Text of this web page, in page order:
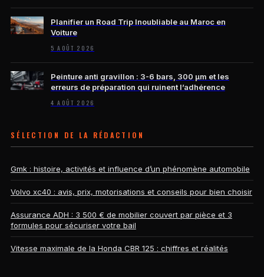
Planifier un Road Trip Inoubliable au Maroc en
Voiture
5 AOÛT 2026
Peinture anti gravillon : 3-6 bars, 300 µm et les
erreurs de préparation qui ruinent l’adhérence
4 AOÛT 2026
SÉLECTION DE LA RÉDACTION
Gmk : histoire, activités et influence d’un phénomène automobile
Volvo xc40 : avis, prix, motorisations et conseils pour bien choisir
Assurance ADH : 3 500 € de mobilier couvert par pièce et 3
formules pour sécuriser votre bail
Vitesse maximale de la Honda CBR 125 : chiffres et réalités